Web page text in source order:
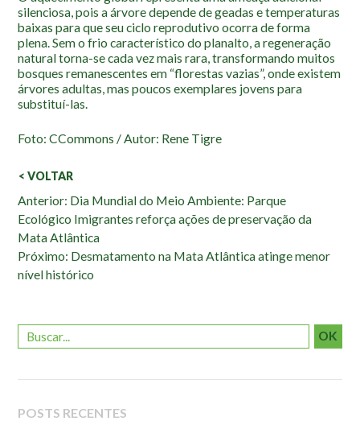
silenciosa, pois a árvore depende de geadas e temperaturas
baixas para que seu ciclo reprodutivo ocorra de forma
plena. Sem o frio característico do planalto, a regeneração
natural torna-se cada vez mais rara, transformando muitos
bosques remanescentes em “florestas vazias”, onde existem
árvores adultas, mas poucos exemplares jovens para
substituí-las.
Foto: CCommons / Autor: Rene Tigre
< VOLTAR
Veja
também:
Anterior: Dia Mundial do Meio Ambiente: Parque
Ecológico Imigrantes reforça ações de preservação da
Mata Atlântica
Próximo: Desmatamento na Mata Atlântica atinge menor
nível histórico
OK
POSTS RECENTES